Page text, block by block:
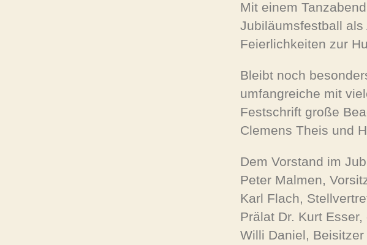
Mit einem
Jubiläumsfestball
Feierlichkeiten zur
Bleibt noch
umfangreiche mit
Festschrift große
Clemens Theis und
Dem Vorstand im
Peter Malmen,
Karl Flach,
Prälat Dr. Kurt
Willi Daniel, Beisitzer